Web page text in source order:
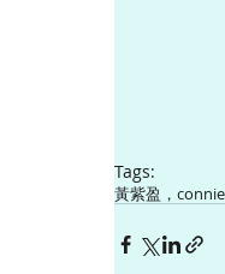
Tags:
黃紫盈，